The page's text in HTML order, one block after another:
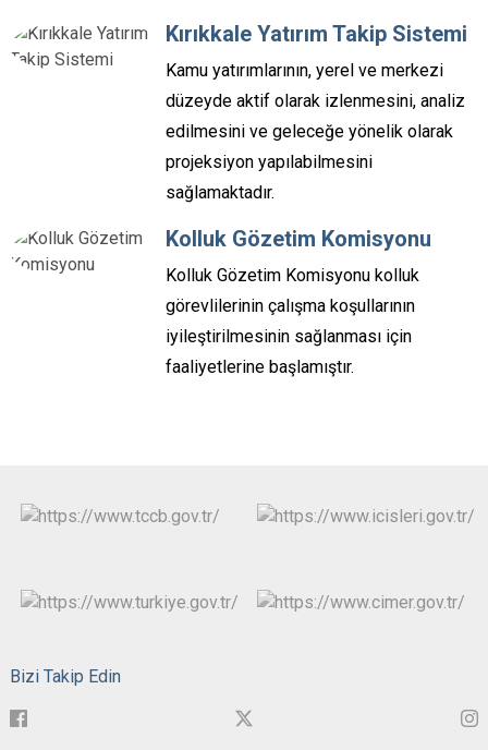
Kırıkkale Yatırım Takip Sistemi
Kamu yatırımlarının, yerel ve merkezi
düzeyde aktif olarak izlenmesini, analiz
edilmesini ve geleceğe yönelik olarak
projeksiyon yapılabilmesini
sağlamaktadır.
Kolluk Gözetim Komisyonu
Kolluk Gözetim Komisyonu kolluk
görevlilerinin çalışma koşullarının
iyileştirilmesinin sağlanması için
faaliyetlerine başlamıştır.
Bizi Takip Edin